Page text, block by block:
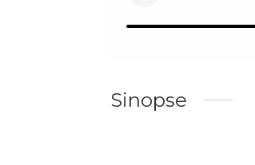
Sinopse